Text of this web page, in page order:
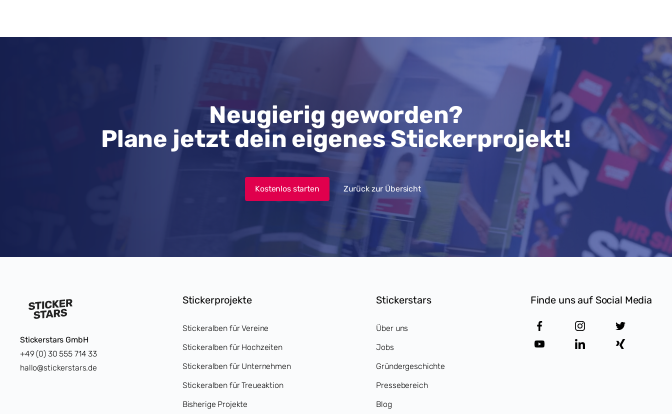
Neugierig geworden?
Plane jetzt dein eigenes Stickerprojekt!
Kostenlos starten Zurück zur Übersicht
Stickerstars GmbH
+49 (0) 30 555 714 33
hallo@stickerstars.de
Stickerprojekte
Stickeralben für Vereine
Stickeralben für Hochzeiten
Stickeralben für Unternehmen
Stickeralben für Treueaktion
Bisherige Projekte
Stickerstars
Über uns
Jobs
Gründergeschichte
Pressebereich
Blog
Finde uns auf Social Media